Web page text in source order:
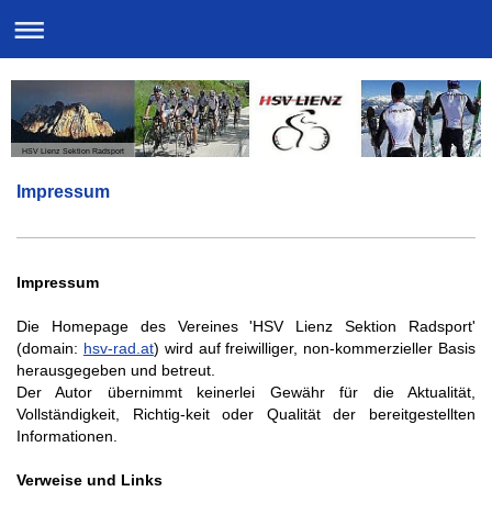
HSV Lienz Sektion Radsport
Impressum
Impressum
Die Homepage des Vereines 'HSV Lienz Sektion Radsport'
(domain: hsv-rad.at) wird auf freiwilliger, non-kommerzieller Basis
herausgegeben und betreut.
Der Autor übernimmt keinerlei Gewähr für die Aktualität,
Vollständigkeit, Richtig-keit oder Qualität der bereitgestellten
Informationen.
Verweise und Links